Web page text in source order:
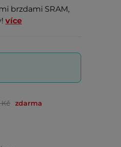
brzdami SRAM,
více
zdarma